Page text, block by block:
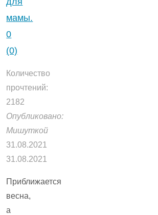
мамы.
0
(0)
Количество
прочтений:
2182
Опубликовано:
Мишуткой
31.08.2021
31.08.2021
Приближается
весна,
а